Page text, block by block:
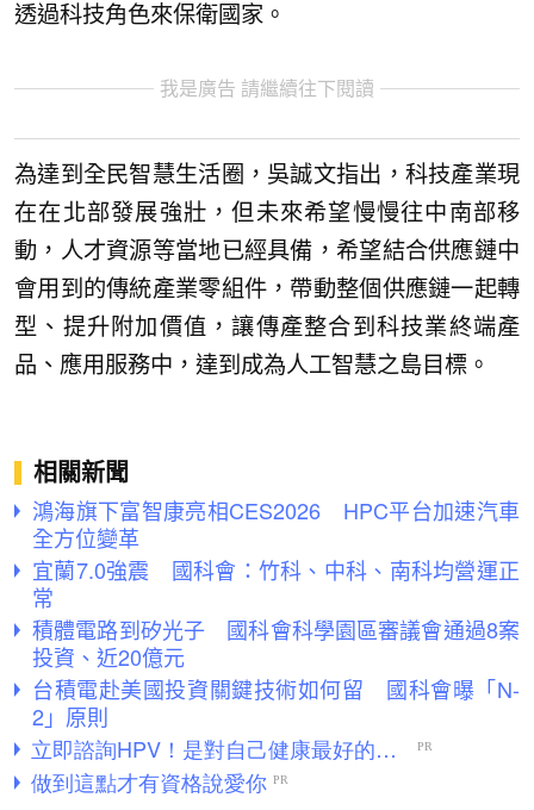
透過科技角色來保衛國家。
我是廣告 請繼續往下閱讀
為達到全民智慧生活圈，吳誠文指出，科技產業現
在在北部發展強壯，但未來希望慢慢往中南部移
動，人才資源等當地已經具備，希望結合供應鏈中
會用到的傳統產業零組件，帶動整個供應鏈一起轉
型、提升附加價值，讓傳產整合到科技業終端產
品、應用服務中，達到成為人工智慧之島目標。
相關新聞
鴻海旗下富智康亮相CES2026 HPC平台加速汽車
全方位變革
宜蘭7.0強震 國科會：竹科、中科、南科均營運正
常
積體電路到矽光子 國科會科學園區審議會通過8案
投資、近20億元
台積電赴美國投資關鍵技術如何留 國科會曝「N-
2」原則